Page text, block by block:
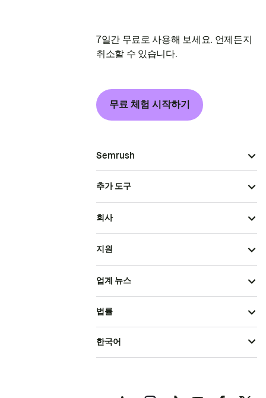
7일간 무료로 사용해 보세요. 언제든지
취소할 수 있습니다.
무료 체험 시작하기
Semrush
추가 도구
회사
지원
업계 뉴스
법률
한국어